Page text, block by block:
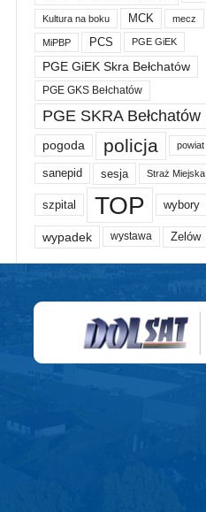
Kultura na boku MCK mecz
MiPBP PCS PGE GiEK
PGE GiEK Skra Bełchatów
PGE GKS Bełchatów
PGE SKRA Bełchatów
pogoda policja powiat
sanepid sesja Straż Miejska
szpital TOP wybory
wypadek wystawa Zelów